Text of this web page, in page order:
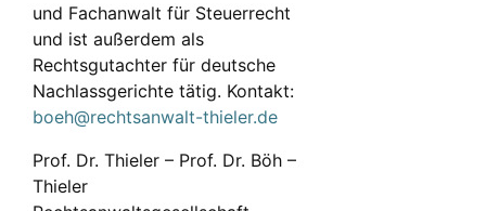
und Fachanwalt für Steuerrecht
und ist außerdem als
Rechtsgutachter für deutsche
Nachlassgerichte tätig. Kontakt:
boeh@rechtsanwalt-thieler.de
Prof. Dr. Thieler – Prof. Dr. Böh –
Thieler